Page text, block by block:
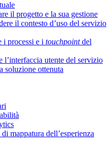
il progetto e la sua gestione
il contesto d’uso del servizio
i processi e i touchpointdel
l’interfaccia utente del servizio
soluzione ottenuta
mappatura dell’esperienza